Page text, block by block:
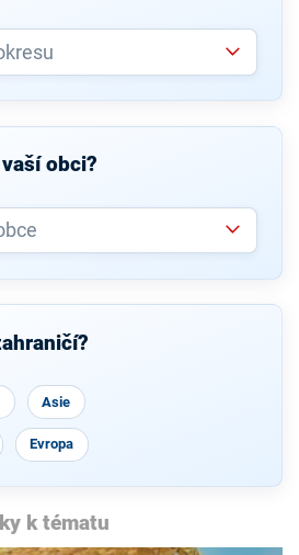
obci?
Asie
Evropa
k tématu